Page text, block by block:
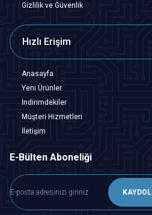
Gizlilik ve Güvenlik
Hızlı Erişim
Anasayfa
Yeni Ürünler
İndirimdekiler
Müşteri Hizmetleri
İletişim
E-Bülten Aboneliği
KAYDOL